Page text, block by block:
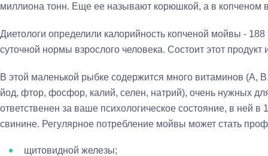
миллиона тонн. Еще ее называют корюшкой, а в копченом
Диетологи определили калорийность копченой мойвы - 188
суточной нормы взрослого человека. Состоит этот
В этой маленькой рыбке содержится много витаминов (А,
йод, фтор, фосфор, калий, селен, натрий), очень нужных
ответственен за ваше психологическое состояние, в ней
свинине. Регулярное потребление мойвы может стать
щитовидной железы;